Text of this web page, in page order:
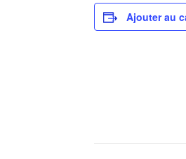
Ajouter au